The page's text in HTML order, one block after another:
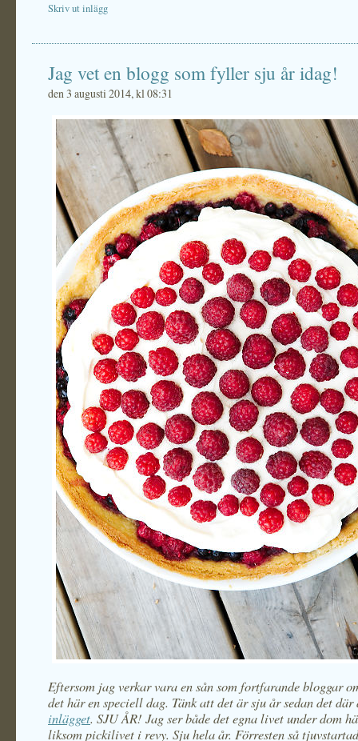
Skriv ut inlägg
Jag vet en blogg som fyller sju år idag!
den 3 augusti 2014, kl 08:31
Eftersom jag verkar vara en sån som fortfarande bloggar
det här en speciell dag. Tänk att det är sju år sedan det
inlägget. SJU ÅR! Jag ser både det egna livet under dom
liksom pickilivet i revy. Sju hela år. Förresten så